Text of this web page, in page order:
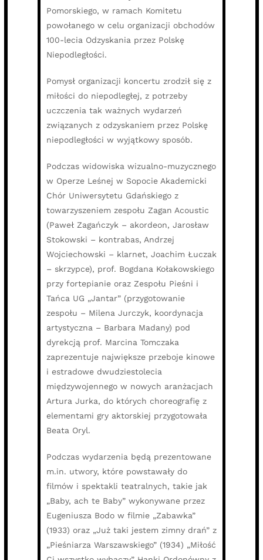
Pomorskiego, w ramach Komitetu
powołanego w celu organizacji obchodów
100-lecia Odzyskania przez Polskę
Niepodległości.
Pomysł organizacji koncertu zrodził się z
miłości do niepodległej, z potrzeby
uczczenia tak ważnych wydarzeń
związanych z odzyskaniem przez Polskę
niepodległości w wyjątkowy sposób.
Podczas widowiska wizualno-muzycznego
w Operze Leśnej w Sopocie Akademicki
Chór Uniwersytetu Gdańskiego z
towarzyszeniem zespołu Zagan Acoustic
(Paweł Zagańczyk – akordeon, Jarosław
Stokowski – kontrabas, Andrzej
Wojciechowski – klarnet, Joachim Łuczak
– skrzypce), prof. Bogdana Kołakowskiego
przy fortepianie oraz Zespołu Pieśni i
Tańca UG „Jantar” (przygotowanie
zespołu – Milena Jurczyk, koordynacja
artystyczna – Barbara Madany) pod
dyrekcją prof. Marcina Tomczaka
zaprezentuje największe przeboje kinowe
i estradowe dwudziestolecia
międzywojennego w nowych aranżacjach
Artura Jurka, do których choreografię z
elementami gry aktorskiej przygotowała
Beata Oryl.
Podczas wydarzenia będą prezentowane
m.in. utwory, które powstawały do
filmów i spektakli teatralnych, takie jak
„Baby, ach te Baby” wykonywane przez
Eugeniusza Bodo w filmie „Zabawka”
(1933) oraz „Już taki jestem zimny drań” z
„Pieśniarza Warszawskiego” (1934) „Miłość